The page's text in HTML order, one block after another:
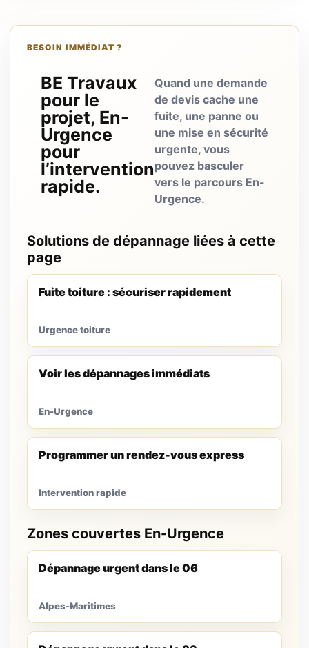
BESOIN IMMÉDIAT ?
BE Travaux
pour le
projet, En-
Urgence
pour
l’intervention
rapide.
Quand une demande
de devis cache une
fuite, une panne ou
une mise en sécurité
urgente, vous
pouvez basculer
vers le parcours En-
Urgence.
Solutions de dépannage liées à cette
page
Fuite toiture : sécuriser rapidement
Urgence toiture
Voir les dépannages immédiats
En-Urgence
Programmer un rendez-vous express
Intervention rapide
Zones couvertes En-Urgence
Dépannage urgent dans le 06
Alpes-Maritimes